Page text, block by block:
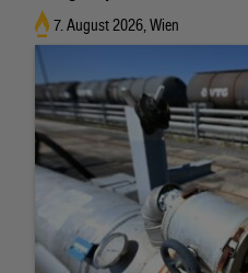
7. August 2026, Wien